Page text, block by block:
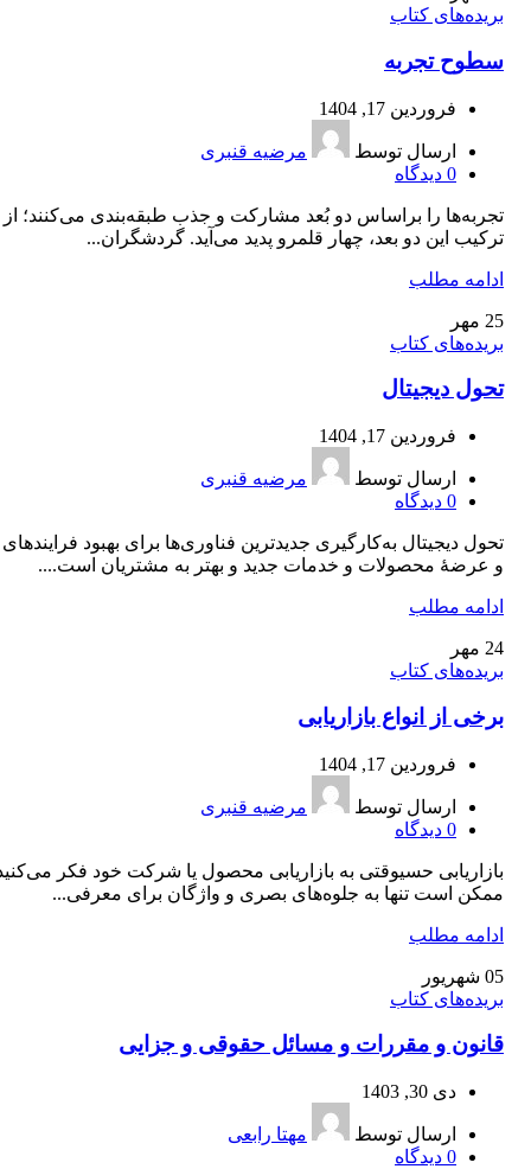
بریده‌های کتاب
سطوح تجربه
فروردین 17, 1404
ارسال توسط
مرضیه قنبری
0 دیدگاه
تجربه‌ها را براساس دو بُعد مشاركت و جذب طبقه‌بندی می‌كنند؛ از
تركيب اين دو بعد، چهار قلمرو پديد می‌آيد. گردشگران...
ادامه مطلب
25 مهر
بریده‌های کتاب
تحول دیجیتال
فروردین 17, 1404
ارسال توسط
مرضیه قنبری
0 دیدگاه
تحول ديجيتال به‌كارگيری جديدترين فناوری‌ها برای بهبود
و عرضۀ محصولات و خدمات جديد و بهتر به مشتريان است....
ادامه مطلب
24 مهر
بریده‌های کتاب
برخی از انواع بازاریابی
فروردین 17, 1404
ارسال توسط
مرضیه قنبری
0 دیدگاه
بازاريابی حسیوقتی به بازاريابی محصول يا شركت خود فكر
ممكن است تنها به جلوه‌های بصری و واژگان برای معرفی...
ادامه مطلب
05 شهریور
بریده‌های کتاب
قانون و مقررات و مسائل حقوقی و جزایی
دی 30, 1403
ارسال توسط
مهتا رابعی
0 دیدگاه